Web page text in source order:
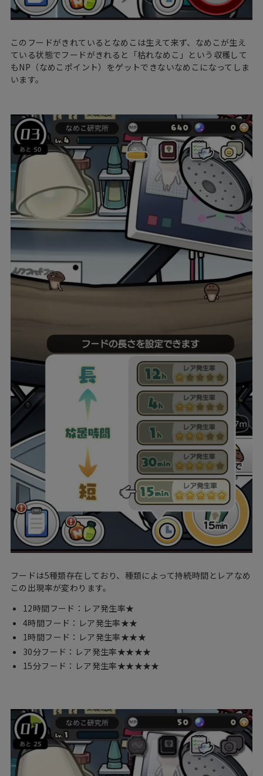
このフードがきれているとなめこは生えて来ず、なめこが生え
ている状態でフードがきれると「枯れなめこ」という収穫して
もNP（なめこポイント）をゲットできないなめこになってしま
います。
フードは5種類存在しており、種類によって持続時間とレアなめ
この出現率が変わります。
12時間フード：レア発生率★
4時間フード：レア発生率★★
1時間フード：レア発生率★★★
30分フード：レア発生率★★★★
15分フード：レア発生率★★★★★